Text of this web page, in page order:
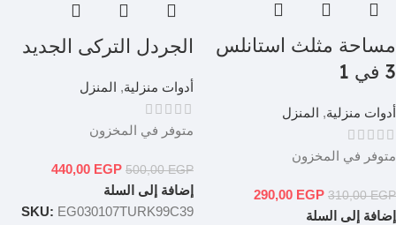
مساحة مثلث استانلس
3 في 1
أدوات منزلية, المنزل
متوفر في المخزون
310,00EGP
290,00 EGP
إضافة إلى السلة
الجردل التركى الجديد
أدوات منزلية, المنزل
متوفر في المخزون
500,00EGP
440,00 EGP
إضافة إلى السلة
SKU: EG030107TURK99C39